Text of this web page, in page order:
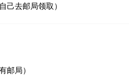
己去邮局领取）
邮局）